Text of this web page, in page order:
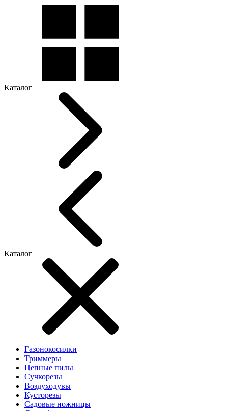
Каталог
Каталог
Газонокосилки
Триммеры
Цепные пилы
Cучкорезы
Воздуходувы
Кусторезы
Садовые ножницы